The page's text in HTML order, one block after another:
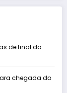
de final da
chegada do